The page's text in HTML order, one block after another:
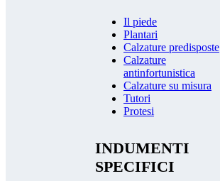
Il piede
Plantari
Calzature predisposte
Calzature
antinfortunistica
Calzature su misura
Tutori
Protesi
INDUMENTI
SPECIFICI